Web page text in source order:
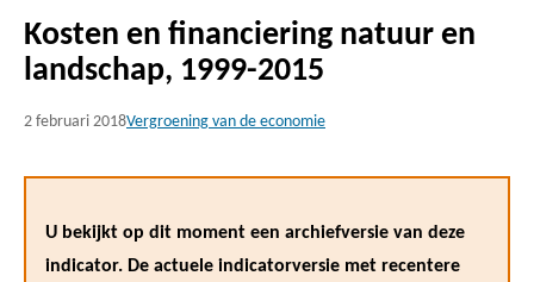
Kruimelpad
Kosten en financiering natuur en
landschap, 1999-2015
2 februari 2018Vergroening van de economie
U bekijkt op dit moment een archiefversie van deze
indicator. De actuele indicatorversie met recentere